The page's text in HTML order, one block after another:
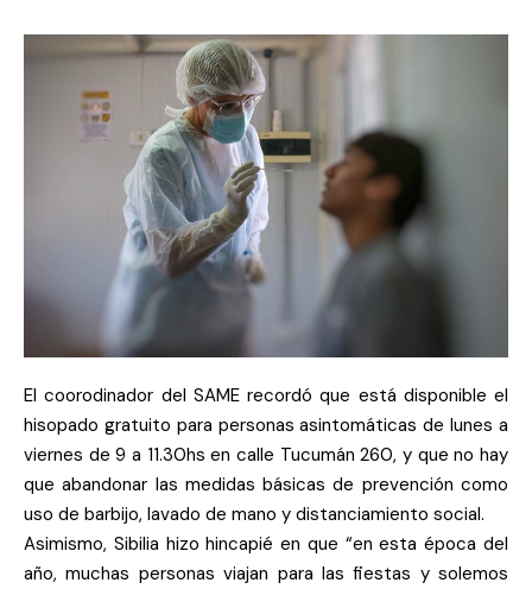
El coorodinador del SAME recordó que está disponible el
hisopado gratuito para personas asintomáticas de lunes a
viernes de 9 a 11.30hs en calle Tucumán 260, y que no hay
que abandonar las medidas básicas de prevención como
uso de barbijo, lavado de mano y distanciamiento social.
Asimismo, Sibilia hizo hincapié en que “en esta época del
año, muchas personas viajan para las fiestas y solemos